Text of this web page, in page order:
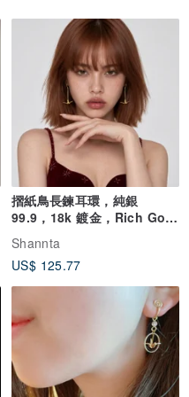
摺紙鳥長鍊耳環，純銀
99.9，18k 鍍金，Rich Gold
色澤
Shannta
US$ 125.77